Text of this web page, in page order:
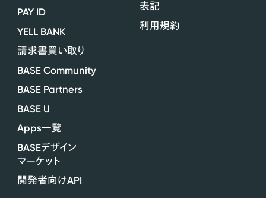
PAY ID
YELL BANK
請求書買い取り
BASE Community
BASE Partners
BASE U
Apps一覧
BASEデザイン
マーケット
開発者向けAPI
表記
利用規約